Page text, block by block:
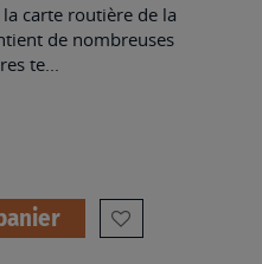
carte routière de la
de nombreuses
te...
AJOUTER